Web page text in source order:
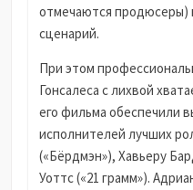
отмечаются продюсеры)
сценарий.
При этом
Гонсалеса с лихвой
его фильма обеспечили
исполнителей лучших
(«Бёрдмэн»), Хавьеру
Уоттс («21 грамм»).